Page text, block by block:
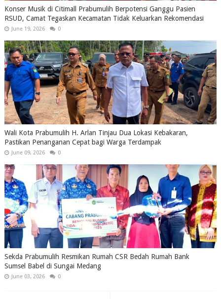
Konser Musik di Citimall Prabumulih Berpotensi Ganggu Pasien
RSUD, Camat Tegaskan Kecamatan Tidak Keluarkan Rekomendasi
June 19, 2026 0
Wali Kota Prabumulih H. Arlan Tinjau Dua Lokasi Kebakaran,
Pastikan Penanganan Cepat bagi Warga Terdampak
June 09, 2026 0
Sekda Prabumulih Resmikan Rumah CSR Bedah Rumah Bank
Sumsel Babel di Sungai Medang
June 03, 2026 0